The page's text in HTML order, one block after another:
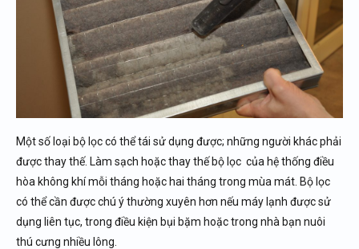
Một số loại bộ lọc có thể tái sử dụng được; những người khác phải
được thay thế. Làm sạch hoặc thay thế bộ lọc của hệ thống điều
hòa không khí mỗi tháng hoặc hai tháng trong mùa mát. Bộ lọc
có thể cần được chú ý thường xuyên hơn nếu máy lạnh được sử
dụng liên tục, trong điều kiện bụi bặm hoặc trong nhà bạn nuôi
thú cưng nhiều lông.